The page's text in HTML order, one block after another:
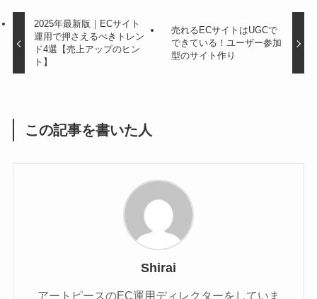
2025年最新版｜ECサイト
運用で押さえるべきトレン
ド4選【売上アップのヒン
ト】
売れるECサイトはUGCで
できている！ユーザー参加
型のサイト作り
この記事を書いた人
Shirai
アートピースのEC運用ディレクターをしていま